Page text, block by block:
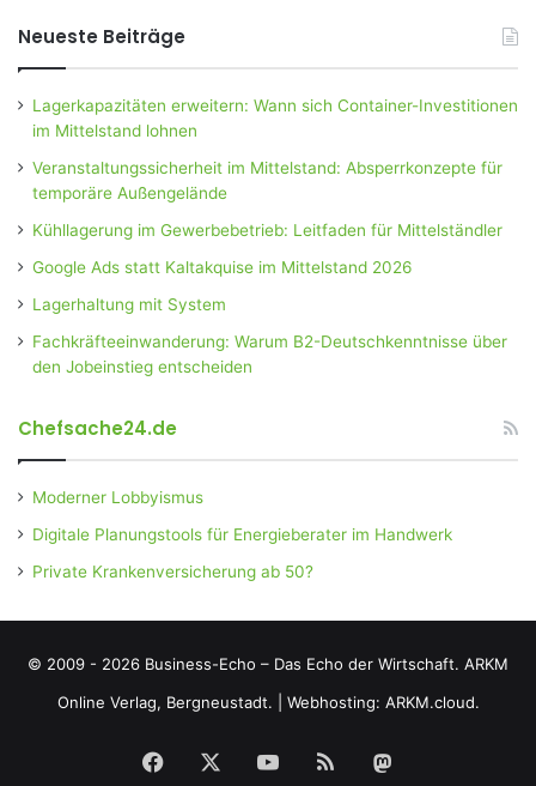
Neueste Beiträge
Lagerkapazitäten erweitern: Wann sich Container-Investitionen
im Mittelstand lohnen
Veranstaltungssicherheit im Mittelstand: Absperrkonzepte für
temporäre Außengelände
Kühllagerung im Gewerbebetrieb: Leitfaden für Mittelständler
Google Ads statt Kaltakquise im Mittelstand 2026
Lagerhaltung mit System
Fachkräfteeinwanderung: Warum B2-Deutschkenntnisse über
den Jobeinstieg entscheiden
Chefsache24.de
Moderner Lobbyismus
Digitale Planungstools für Energieberater im Handwerk
Private Krankenversicherung ab 50?
© 2009 - 2026 Business-Echo – Das Echo der Wirtschaft. ARKM
Online Verlag, Bergneustadt.
Webhosting: ARKM.cloud.
Facebook YouTubeRSS